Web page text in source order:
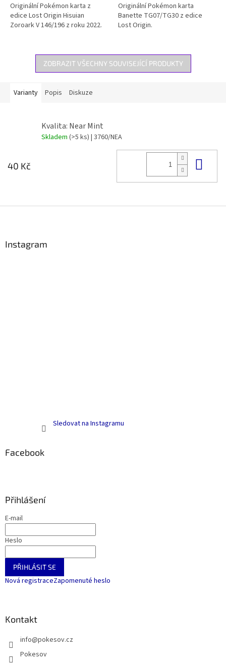
Originální Pokémon karta z
edice Lost Origin Hisuian
Zoroark V 146/196 z roku 2022.
Originální Pokémon karta
Banette TG07/TG30 z edice
Lost Origin.
ZOBRAZIT VŠECHNY SOUVISEJÍCÍ PRODUKTY
Varianty Popis Diskuze
Kvalita: Near Mint
Skladem (>5 ks) | 3760/NEA
40 Kč
Instagram
Sledovat na Instagramu
Facebook
Přihlášení
E-mail
Heslo
PŘIHLÁSIT SE
Nová registraceZapomenuté heslo
Kontakt
info@pokesov.cz
Pokesov